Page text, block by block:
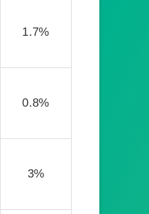
1.7%
0.8%
3%